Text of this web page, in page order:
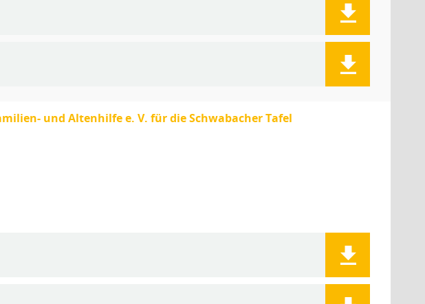
und Altenhilfe e. V. für die Schwabacher Tafel